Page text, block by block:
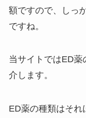
額ですので、しっ
ですね。
当サイトではED
介します。
ED薬の種類はそれ